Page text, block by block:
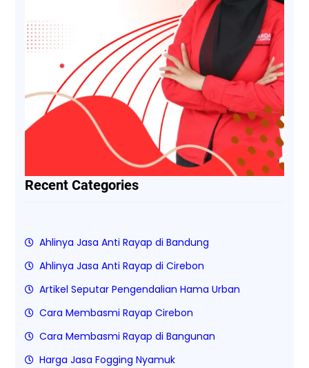
Recent Categories
Ahlinya Jasa Anti Rayap di Bandung
Ahlinya Jasa Anti Rayap di Cirebon
Artikel Seputar Pengendalian Hama Urban
Cara Membasmi Rayap Cirebon
Cara Membasmi Rayap di Bangunan
Harga Jasa Fogging Nyamuk